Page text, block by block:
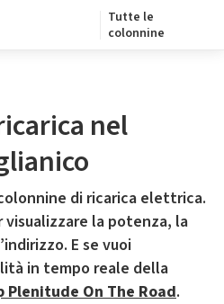
Tutte le
colonnine
nel
di ricarica elettrica.
visualizzare la potenza, la
E se vuoi
in tempo reale della
Plenitude On The Road.